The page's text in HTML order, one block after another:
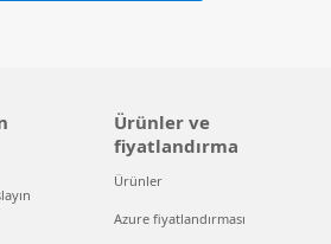
Ürünler ve
fiyatlandırma
Ürünler
Azure fiyatlandırması